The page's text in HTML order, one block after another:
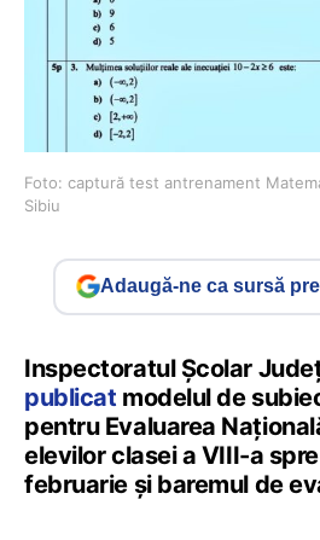
Foto: captură test antrenament
Sibiu
Adaugă-ne ca sursă
Inspectoratul Școlar
publicat modelul de
pentru Evaluarea
elevilor clasei a VIII-a
februarie și baremul de